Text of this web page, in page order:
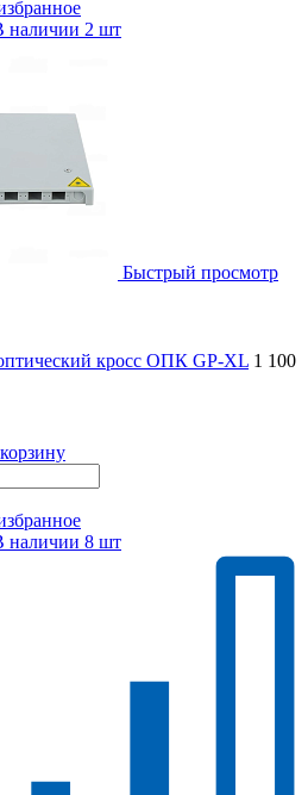
наличии 2 шт
Быстрый просмотр
кросс ОПК GP-XL 1 100
наличии 8 шт